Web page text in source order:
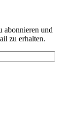
abonnieren und
zu erhalten.